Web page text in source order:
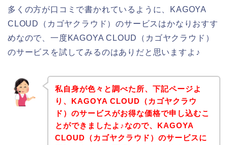
多くの方が口コミで書かれているように、KAGOYA
CLOUD（カゴヤクラウド）のサービスはかなりおすす
めなので、一度KAGOYA CLOUD（カゴヤクラウド）
のサービスを試してみるのはありだと思いますよ♪
私自身が色々と調べた所、下記ページよ
り、KAGOYA CLOUD（カゴヤクラウ
ド）のサービスがお得な価格で申し込むこ
とができましたよ♪なので、KAGOYA
CLOUD（カゴヤクラウド）のサービスに